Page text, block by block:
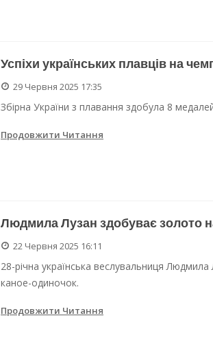
Успіхи українських плавців на
29 Червня 2025 17:35
Збірна України з плавання здобула 8
Продовжити Читання
Людмила Лузан здобуває золото
22 Червня 2025 16:11
28-річна українська веслувальниця
каное-одиночок.
Продовжити Читання